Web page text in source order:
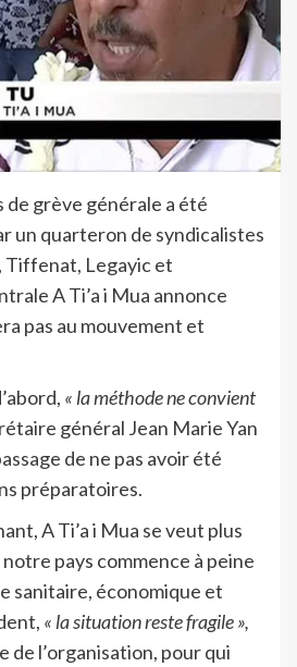
de grève générale a été
un quarteron de syndicalistes
Tiffenat, Legayic et
A Ti’a i Mua annonce
pas au mouvement et
« la méthode ne convient
général Jean Marie Yan
de ne pas avoir été
préparatoires.
A Ti’a i Mua se veut plus
pays commence à peine
sanitaire, économique et
« la situation reste fragile »,
de l’organisation, pour qui